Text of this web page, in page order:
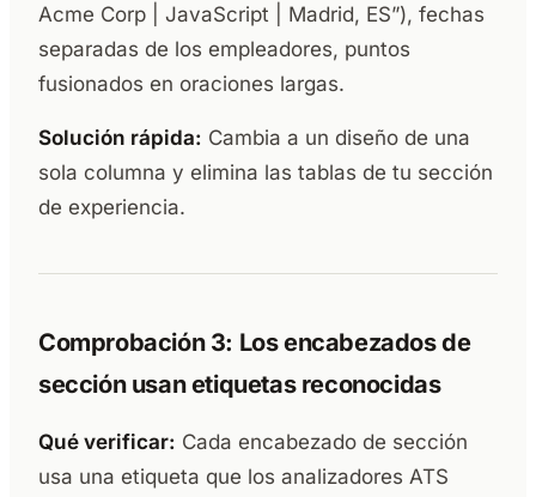
Acme Corp | JavaScript | Madrid, ES”), fechas
separadas de los empleadores, puntos
fusionados en oraciones largas.
Solución rápida: Cambia a un diseño de una
sola columna y elimina las tablas de tu sección
de experiencia.
Comprobación 3: Los encabezados de
sección usan etiquetas reconocidas
Qué verificar: Cada encabezado de sección
usa una etiqueta que los analizadores ATS